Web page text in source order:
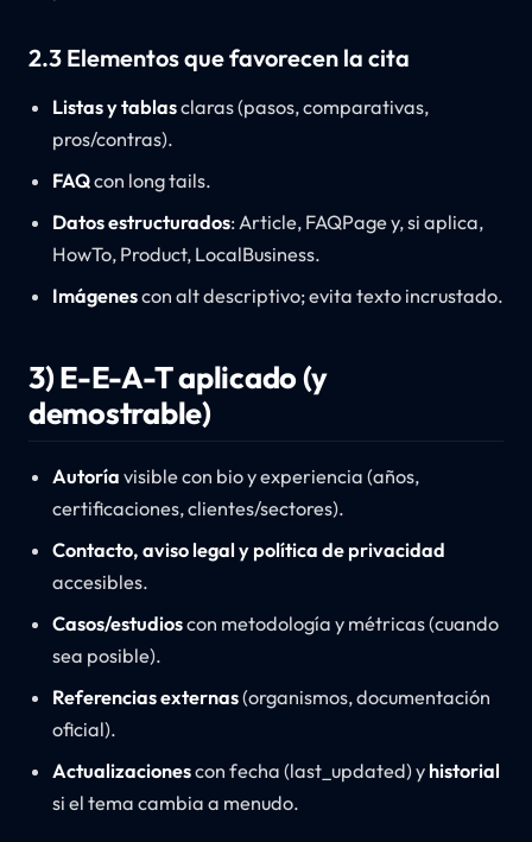
2.3 Elementos que favorecen la cita
Listas y tablasclaras (pasos, comparativas,
pros/contras).
FAQcon long tails.
Datos estructurados: Article, FAQPage y, si aplica,
HowTo, Product, LocalBusiness.
Imágenescon alt descriptivo; evita texto incrustado.
3) E-E-A-T aplicado (y
demostrable)
Autoría visible con bio y experiencia (años,
certificaciones, clientes/sectores).
Contacto, aviso legal y política de privacidad
accesibles.
Casos/estudioscon metodología y métricas (cuando
sea posible).
Referencias externas(organismos, documentación
oficial).
Actualizacionescon fecha (last_updated) y historial
si el tema cambia a menudo.